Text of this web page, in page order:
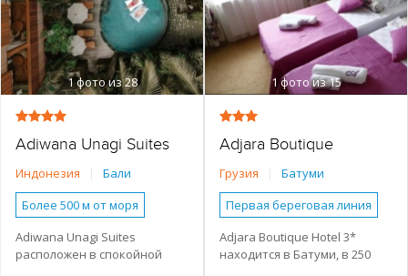
1фото из 28
Adiwana Unagi Suites
Индонезия
Бали
Более 500 м от моря
Наличие туристической
инфраструктуры рядом
Adiwana Unagi Suites
расположен в спокойной
1фото из 15
Adjara Boutique
Грузия
Батуми
Первая береговая линия
Наличие туристической
инфраструктуры рядом
Adjara Boutique Hotel 3*
находится в Батуми, в 250